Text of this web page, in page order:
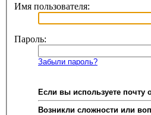
Имя пользователя:
Пароль:
Забыли пароль?
Если вы используете
Возникли сложности или